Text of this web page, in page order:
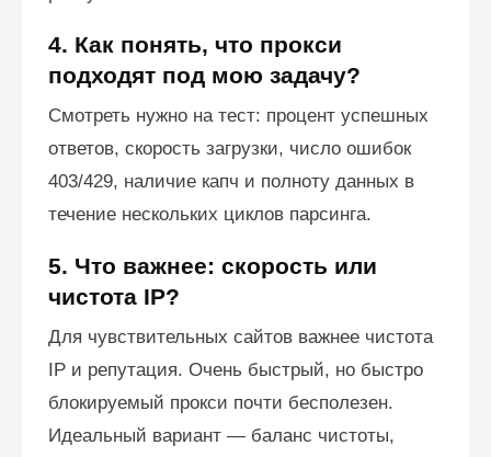
4. Как понять, что прокси
подходят под мою задачу?
Смотреть нужно на тест: процент успешных
ответов, скорость загрузки, число ошибок
403/429, наличие капч и полноту данных в
течение нескольких циклов парсинга.
5. Что важнее: скорость или
чистота IP?
Для чувствительных сайтов важнее чистота
IP и репутация. Очень быстрый, но быстро
блокируемый прокси почти бесполезен.
Идеальный вариант — баланс чистоты,